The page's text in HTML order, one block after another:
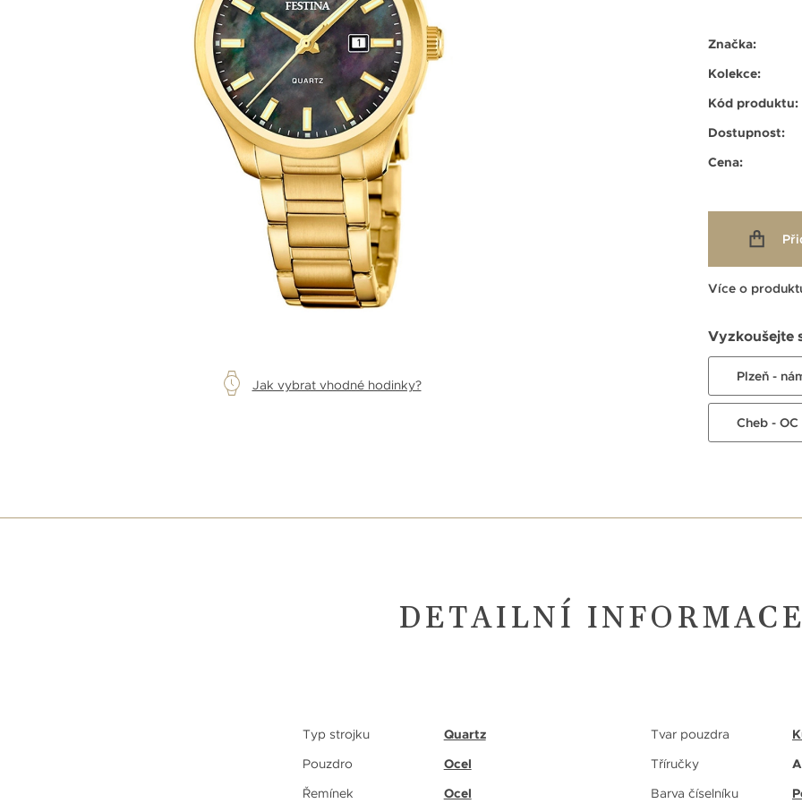
Jak vybrat vhodné hodinky?
Značka:
Kolekce:
Kód produktu:
Dostupnost:
Cena:
Více o
Vyzkoušejte
Plzeň -
Cheb -
DETAILNÍ INFORMACE
Typ strojku
Quartz
Pouzdro
Ocel
Řemínek
Ocel
Tvar pouzdra
Tříručky
Barva číselníku